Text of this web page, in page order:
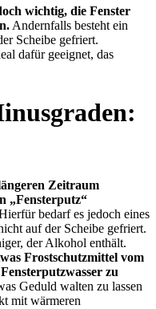
wichtig, die Fenster
Andernfalls besteht ein
Scheibe gefriert.
dafür geeignet, das
Zeitraum
„Fensterputz“
bedarf es jedoch eines
auf der Scheibe gefriert.
der Alkohol enthält.
Frostschutzmittel vom
zu
Geduld walten zu lassen
mit wärmeren